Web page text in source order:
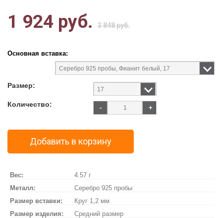
1 924 руб. 3 848 руб.
Основная вставка:
Размер:
Количество: - +
Добавить в корзину
Вес:
4.57 г
Металл:
Серебро 925 пробы
Размер вставки:
Круг 1,2 мм
Размер изделия:
Средний размер